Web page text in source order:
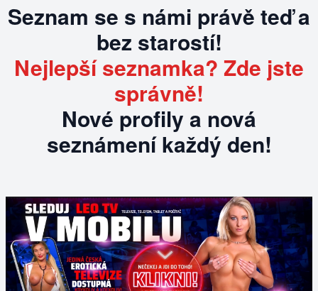
Seznam se s námi právě teď a
bez starostí!
Nejlepší seznamka? Zde jste
správně!
Nové profily a nová
seznámení každý den!